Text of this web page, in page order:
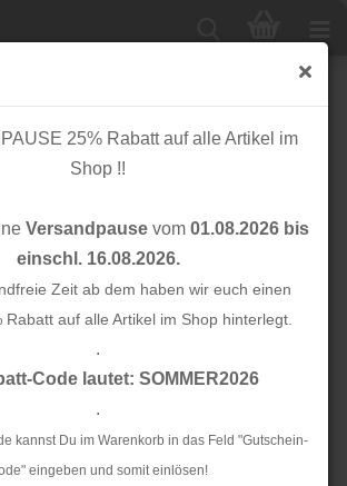
25% Rabatt auf alle Artikel im
Shop !!
Versandpausevom 01.08.2026 bis
einschl. 16.08.2026.
Zeit ab dem haben wir euch einen
Rabatt auf alle Artikel im Shop hinterlegt.
.
Code lautet: SOMMER2026
.
kannst Du im Warenkorb in das Feld "Gutschein-
eingeben und somit einlösen!
Twill - dry mustard - Mind the